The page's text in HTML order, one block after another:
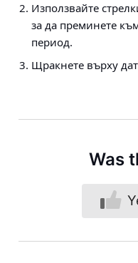
Използвайте
за да преминете
период.
Щракнете върху
Was